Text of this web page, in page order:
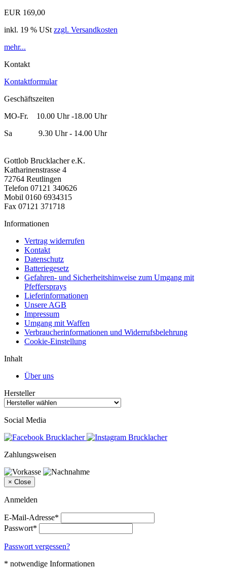
EUR 169,00
inkl. 19 % USt zzgl. Versandkosten
mehr...
Kontakt
Kontaktformular
Geschäftszeiten
MO-Fr. 10.00 Uhr -18.00 Uhr
Sa 9.30 Uhr - 14.00 Uhr
Gottlob Brucklacher e.K.
Katharinenstrasse 4
72764 Reutlingen
Telefon 07121 340626
Mobil 0160 6934315
Fax 07121 371718
Informationen
Vertrag widerrufen
Kontakt
Datenschutz
Batteriegesetz
Gefahren- und Sicherheitshinweise zum Umgang mit
Pfeffersprays
Lieferinformationen
Unsere AGB
Impressum
Umgang mit Waffen
Verbraucherinformationen und Widerrufsbelehrung
Cookie-Einstellung
Inhalt
Über uns
Hersteller
Social Media
Zahlungsweisen
× Close
Anmelden
E-Mail-Adresse*
Passwort*
Passwort vergessen?
* notwendige Informationen